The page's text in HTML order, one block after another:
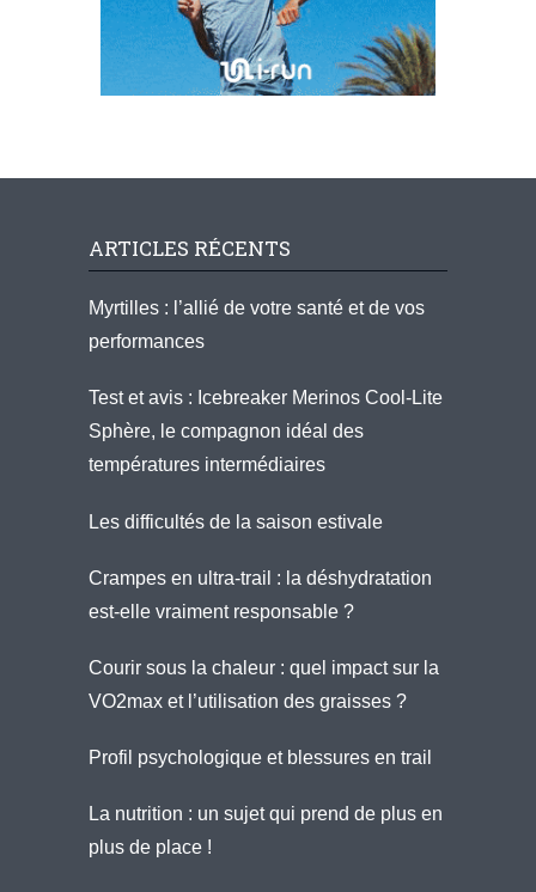
ARTICLES RÉCENTS
Myrtilles : l’allié de votre santé et de vos
performances
Test et avis : Icebreaker Merinos Cool-Lite
Sphère, le compagnon idéal des
températures intermédiaires
Les difficultés de la saison estivale
Crampes en ultra-trail : la déshydratation
est-elle vraiment responsable ?
Courir sous la chaleur : quel impact sur la
VO2max et l’utilisation des graisses ?
Profil psychologique et blessures en trail
La nutrition : un sujet qui prend de plus en
plus de place !